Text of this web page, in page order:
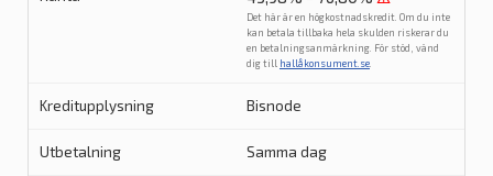
Det här är en högkostnadskredit. Om du inte
kan betala tillbaka hela skulden riskerar du
en betalningsanmärkning. För stöd, vänd
dig till hallåkonsument.se
Bisnode
Samma dag